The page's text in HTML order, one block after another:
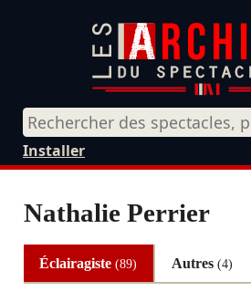
Installer
Nathalie Perrier
Éclairagiste(89) Autres (4)